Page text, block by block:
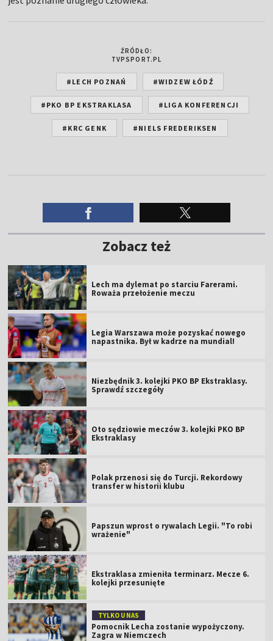
ŹRÓDŁO:
TVPSPORT.PL
#LECH POZNAŃ #WIDZEW ŁÓDŹ
#PKO BP EKSTRAKLASA #LIGA KONFERENCJI
#KRC GENK #NIELS FREDERIKSEN
Zobacz też
Lech ma dylemat po starciu Farerami.
Roważa przełożenie meczu
Legia Warszawa może pozyskać nowego
napastnika. Był w kadrze na mundial!
Niezbędnik 3. kolejki PKO BP Ekstraklasy.
Sprawdź szczegóły
Oto sędziowie meczów 3. kolejki PKO BP
Ekstraklasy
Polak przenosi się do Turcji. Rekordowy
transfer w historii klubu
Papszun wprost o rywalach Legii. "To robi
wrażenie"
Ekstraklasa zmieniła terminarz. Mecze 6.
kolejki przesunięte
TYLKO U NAS
Pomocnik Lecha zostanie wypożyczony.
Zagra w Niemczech